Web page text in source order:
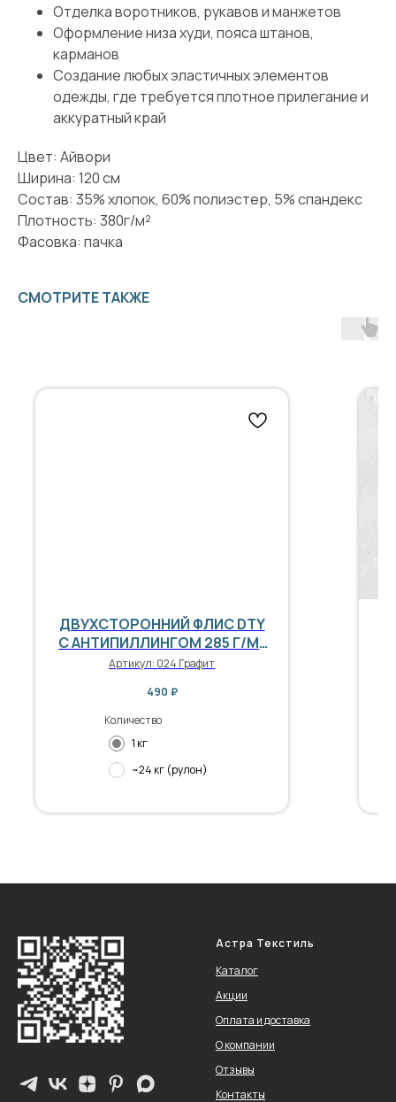
Отделка воротников, рукавов и манжетов
Оформление низа худи, пояса штанов,
карманов
Создание любых эластичных элементов
одежды, где требуется плотное прилегание и
аккуратный край
Цвет: Айвори
Ширина: 120 см
Состав: 35% хлопок, 60% полиэстер, 5% спандекс
Плотность: 380г/м²
Фасовка: пачка
СМОТРИТЕ ТАКЖЕ
ДВУХСТОРОННИЙ ФЛИС DTY
С АНТИПИЛЛИНГОМ 285 Г/М²
ГРАФИТ
Артикул: 024 Графит
490 ₽
Количество
1 кг
~24 кг (рулон)
Астра Текстиль
Каталог
Акции
Оплата и доставка
О компании
Отзывы
Контакты